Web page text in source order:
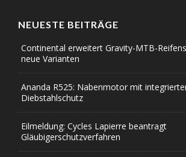
NEUESTE BEITRÄGE
Continental erweitert Gravity-MTB-
neue Varianten
Ananda R525: Nabenmotor mit
Diebstahlschutz
Eilmeldung: Cycles Lapierre beantragt
Gläubigerschutzverfahren